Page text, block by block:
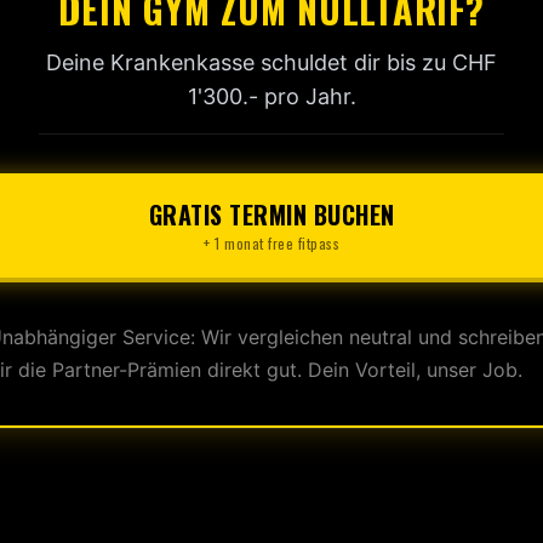
Deine Krankenkasse schuldet dir bis zu CHF
1'300.- pro Jahr.
GRATIS TERMIN BUCHEN
+ 1 monat free fitpass
Service: Wir vergleichen neutral und
die Partner-Prämien direkt gut. Dein Vorteil, unser Job.